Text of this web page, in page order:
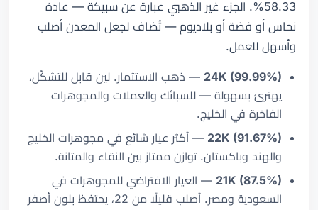
58.33%. الجزء غير الذهبي عبارة عن سبيكة — عادة
نحاس أو فضة أو بلاديوم — تُضاف لجعل المعدن أصلب
وأسهل للعمل.
24K (99.99%) — ذهب الاستثمار. لين قابل للتشكّل،
يهترئ بسهولة — للسبائك والعملات والمجوهرات
الفاخرة في الخليج.
22K (91.67%) — أكثر عيار شائع في مجوهرات الخليج
والهند وباكستان. توازن ممتاز بين النقاء والمتانة.
21K (87.5%) — العيار الافتراضي للمجوهرات في
السعودية ومصر. أصلب قليلًا من 22، يحتفظ بلون أصفر